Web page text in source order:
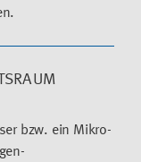
bzw. ein Mikro-